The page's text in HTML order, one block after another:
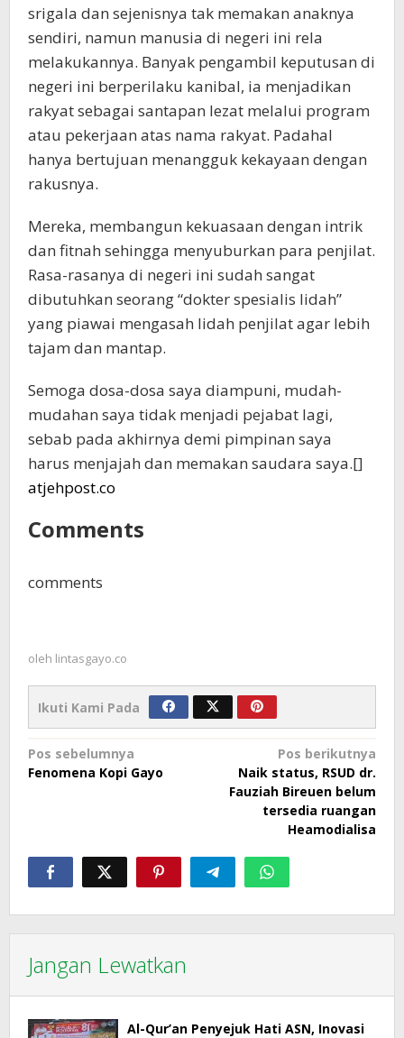
srigala dan sejenisnya tak memakan anaknya
sendiri, namun manusia di negeri ini rela
melakukannya. Banyak pengambil keputusan di
negeri ini berperilaku kanibal, ia menjadikan
rakyat sebagai santapan lezat melalui program
atau pekerjaan atas nama rakyat. Padahal
hanya bertujuan menangguk kekayaan dengan
rakusnya.
Mereka, membangun kekuasaan dengan intrik
dan fitnah sehingga menyuburkan para penjilat.
Rasa-rasanya di negeri ini sudah sangat
dibutuhkan seorang “dokter spesialis lidah”
yang piawai mengasah lidah penjilat agar lebih
tajam dan mantap.
Semoga dosa-dosa saya diampuni, mudah-
mudahan saya tidak menjadi pejabat lagi,
sebab pada akhirnya demi pimpinan saya
harus menjajah dan memakan saudara saya.[]
atjehpost.co
Comments
comments
oleh lintasgayo.co
Ikuti Kami Pada
Navigasi
pos
Pos sebelumnya
Fenomena Kopi Gayo
Pos berikutnya
Naik status, RSUD dr.
Fauziah Bireuen belum
tersedia ruangan
Heamodialisa
Jangan Lewatkan
Al-Qur’an Penyejuk Hati ASN, Inovasi